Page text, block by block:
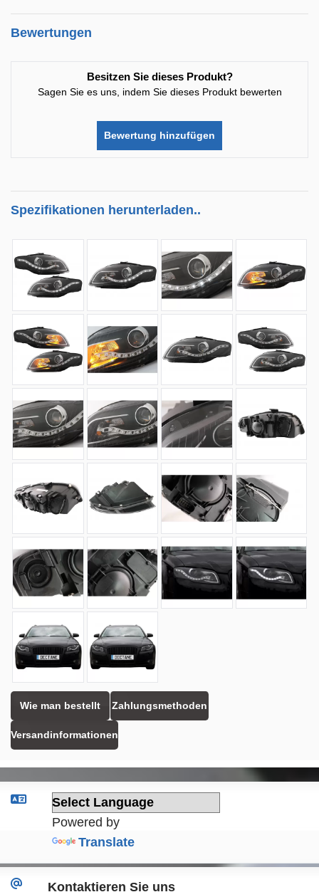
Bewertungen
Besitzen Sie dieses Produkt?
Sagen Sie es uns, indem Sie dieses Produkt bewerten
Bewertung hinzufügen
Spezifikationen herunterladen..
Wie man bestellt Zahlungsmethoden
Versandinformationen
Powered by
Translate
Kontaktieren Sie uns